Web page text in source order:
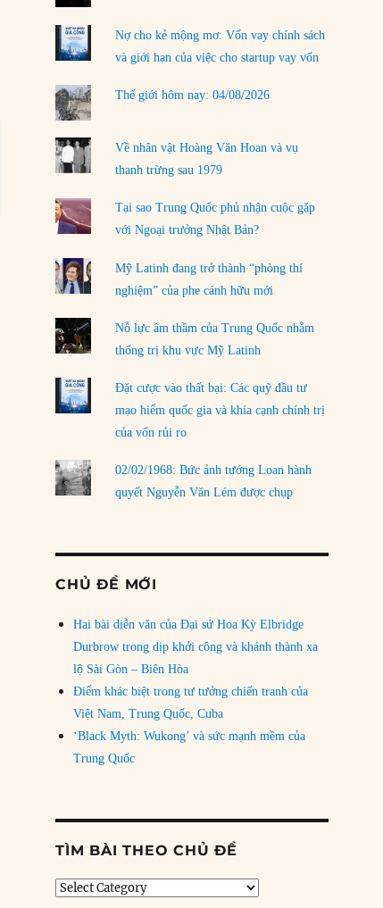
tròn thân cận của mình
29/07/2026
Chiến dịch ‘siêu cường drone’ có giúp
Ukraine xoay chuyển cục diện chiến trường?
LOAD MORE
Nợ cho kẻ mộng mơ: Vốn vay chính sách
và giới hạn của việc cho startup vay vốn
Thế giới hôm nay: 04/08/2026
Về nhân vật Hoàng Văn Hoan và vụ
thanh trừng sau 1979
Tại sao Trung Quốc phủ nhận cuộc gặp
với Ngoại trưởng Nhật Bản?
Mỹ Latinh đang trở thành “phòng thí
nghiệm” của phe cánh hữu mới
Nỗ lực âm thầm của Trung Quốc nhằm
thống trị khu vực Mỹ Latinh
Đặt cược vào thất bại: Các quỹ đầu tư
mạo hiểm quốc gia và khía cạnh chính trị
của vốn rủi ro
02/02/1968: Bức ảnh tướng Loan hành
quyết Nguyễn Văn Lém được chụp
CHỦ ĐỀ MỚI
Hai bài diễn văn của Đại sứ Hoa Kỳ Elbridge
Durbrow trong dịp khởi công và khánh thành xa
lộ Sài Gòn – Biên Hòa
Điểm khác biệt trong tư tưởng chiến tranh của
Việt Nam, Trung Quốc, Cuba
‘Black Myth: Wukong’ và sức mạnh mềm của
Trung Quốc
TÌM BÀI THEO CHỦ ĐỀ
Tìm